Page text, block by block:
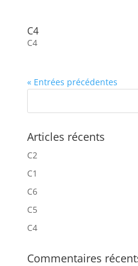
C4
C4
« Entrées précédentes
Articles récents
C2
C1
C6
C5
C4
Commentaires